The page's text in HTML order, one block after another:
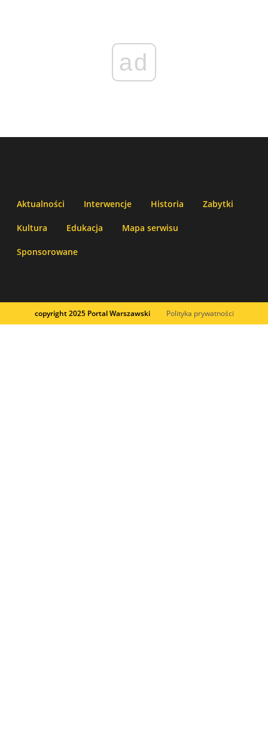
ad
Aktualności Interwencje Historia Zabytki
Kultura Edukacja Mapa serwisu
Sponsorowane
copyright 2025 Portal Warszawski Polityka prywatności